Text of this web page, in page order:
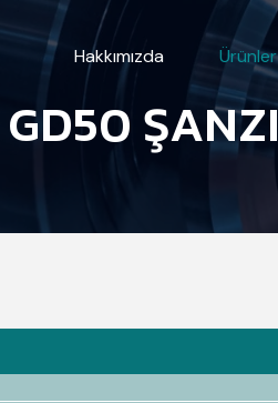
Hakkımızda Ürünler
GD50